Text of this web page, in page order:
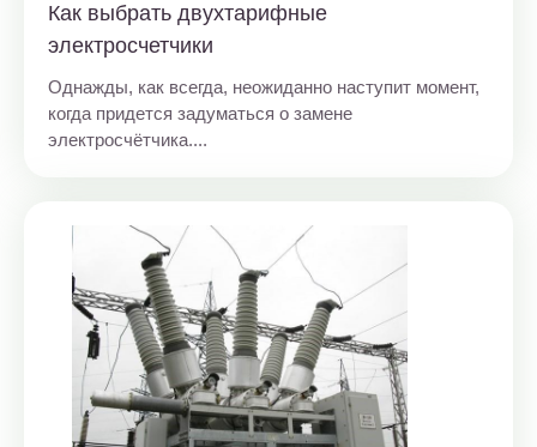
Как выбрать двухтарифные
электросчетчики
Однажды, как всегда, неожиданно наступит момент,
когда придется задуматься о замене
электросчётчика....